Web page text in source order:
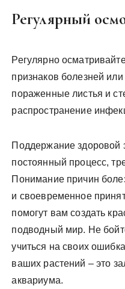
Регулярный
Регулярно
признаков болезней
пораженные листья и
распространение
Поддержание здоровой
постоянный процесс,
Понимание причин
и своевременное
помогут вам создать
подводный мир. Не
учиться на своих
ваших растений – это
аквариума.